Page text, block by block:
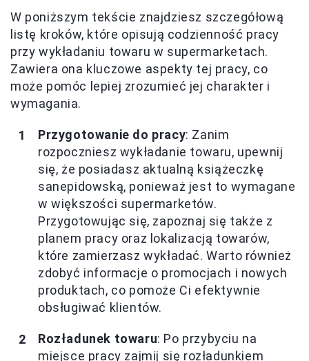
W poniższym tekście znajdziesz szczegółową
listę kroków, które opisują codzienność pracy
przy wykładaniu towaru w supermarketach.
Zawiera ona kluczowe aspekty tej pracy, co
może pomóc lepiej zrozumieć jej charakter i
wymagania.
Przygotowanie do pracy: Zanim
rozpoczniesz wykładanie towaru, upewnij
się, że posiadasz aktualną książeczkę
sanepidowską, ponieważ jest to wymagane
w większości supermarketów.
Przygotowując się, zapoznaj się także z
planem pracy oraz lokalizacją towarów,
które zamierzasz wykładać. Warto również
zdobyć informacje o promocjach i nowych
produktach, co pomoże Ci efektywnie
obsługiwać klientów.
Rozładunek towaru: Po przybyciu na
miejsce pracy zajmij się rozładunkiem